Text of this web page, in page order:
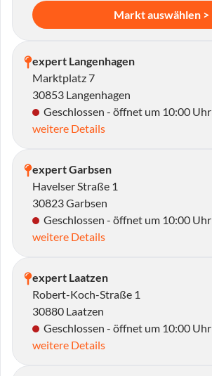
Markt auswählen >
expert Langenhagen
Marktplatz 7
30853 Langenhagen
Geschlossen - öffnet um 10:00 Uhr
weitere Details
expert Garbsen
Havelser Straße 1
30823 Garbsen
Geschlossen - öffnet um 10:00 Uhr
weitere Details
expert Laatzen
Robert-Koch-Straße 1
30880 Laatzen
Geschlossen - öffnet um 10:00 Uhr
weitere Details